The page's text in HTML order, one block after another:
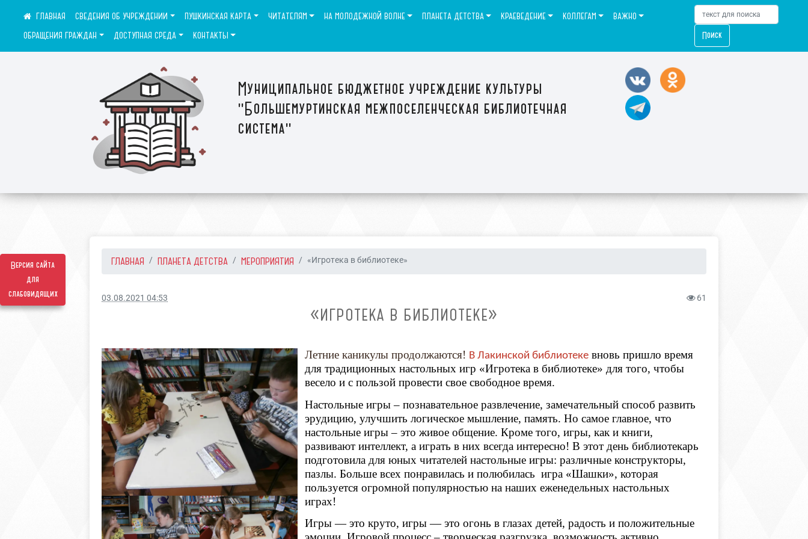
Версия сайта
для
слабовидящих
Муниципальное бюджетное учреждение культуры
"Большемуртинская межпоселенческая библиотечная
система"
СВЕДЕНИЯ ОБ УЧРЕЖДЕНИИ ПУШКИНСКАЯ КАРТА ЧИТАТЕЛЯМ НА МОЛОДЕЖНОЙ ВОЛНЕ ПЛАНЕТА ДЕТСТВА КРАЕВЕДЕНИЕ КОЛЛЕГАМ
ВАЖНО
ОБРАЩЕНИЯ ГРАЖДАН
ДОСТУПНАЯ СРЕДА КОНТАКТЫ Поиск
ГЛАВНАЯ ПЛАНЕТА ДЕТСТВА МЕРОПРИЯТИЯ «Игротека в библиотеке»
03.08.2021 04:53 61
«ИГРОТЕКА В БИБЛИОТЕКЕ»
Летние каникулы продолжаются! В Лакинской библиотеке вновь пришло время
для традиционных настольных игр «Игротека в библиотеке» для того, чтобы
весело и с пользой провести свое свободное время.
Настольные игры – познавательное развлечение, замечательный способ развить
эрудицию, улучшить логическое мышление, память. Но самое главное, что
настольные игры – это живое общение. Кроме того, игры, как и книги,
развивают интеллект, а играть в них всегда интересно! В этот день библиотекарь
подготовила для юных читателей настольные игры: различные конструкторы,
пазлы. Больше всех понравилась и полюбилась игра «Шашки», которая
пользуется огромной популярностью на наших еженедельных настольных
играх!
Игры — это круто, игры — это огонь в глазах детей, радость и положительные